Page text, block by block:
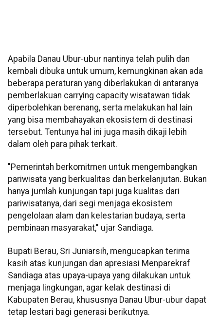
Apabila Danau Ubur-ubur nantinya telah pulih dan
kembali dibuka untuk umum, kemungkinan akan ada
beberapa peraturan yang diberlakukan di antaranya
pemberlakuan carrying capacity wisatawan tidak
diperbolehkan berenang, serta melakukan hal lain
yang bisa membahayakan ekosistem di destinasi
tersebut. Tentunya hal ini juga masih dikaji lebih
dalam oleh para pihak terkait.
"Pemerintah berkomitmen untuk mengembangkan
pariwisata yang berkualitas dan berkelanjutan. Bukan
hanya jumlah kunjungan tapi juga kualitas dari
pariwisatanya, dari segi menjaga ekosistem
pengelolaan alam dan kelestarian budaya, serta
pembinaan masyarakat," ujar Sandiaga.
Bupati Berau, Sri Juniarsih, mengucapkan terima
kasih atas kunjungan dan apresiasi Menparekraf
Sandiaga atas upaya-upaya yang dilakukan untuk
menjaga lingkungan, agar kelak destinasi di
Kabupaten Berau, khususnya Danau Ubur-ubur dapat
tetap lestari bagi generasi berikutnya.